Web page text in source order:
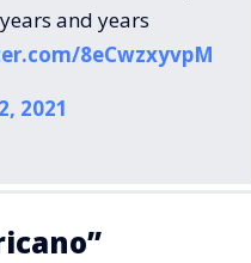
and years
8eCwzxyvpM
2021